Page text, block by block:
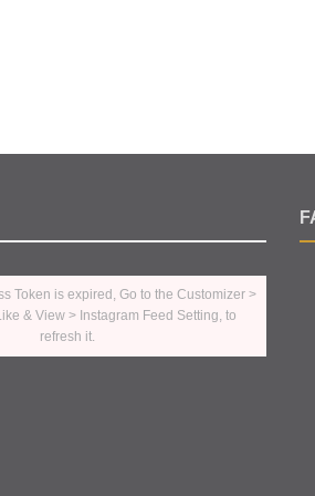
Token is expired, Go to the Customizer >
& View > Instagram Feed Setting, to
refresh it.